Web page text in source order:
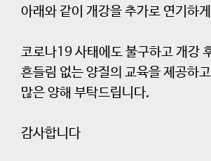
아래와 같이 개강을 추가로 연기하
코로나19 사태에도 불구하고 개강
흔들림 없는 양질의 교육을 제공하
많은 양해 부탁드립니다.
감사합니다